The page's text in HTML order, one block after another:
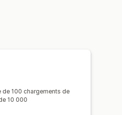
de 100 chargements de
10 000